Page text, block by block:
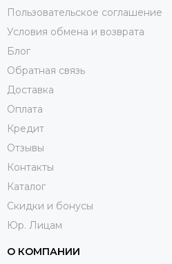
Пользовательское соглашение
Условия обмена и возврата
Блог
Обратная связь
Доставка
Оплата
Кредит
Отзывы
Контакты
Каталог
Скидки и бонусы
Юр. Лицам
О КОМПАНИИ